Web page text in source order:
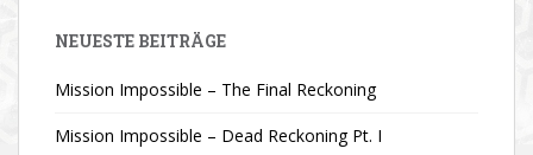
NEUESTE BEITRÄGE
Mission Impossible – The Final Reckoning
Mission Impossible – Dead Reckoning Pt. I